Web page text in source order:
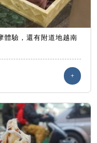
體驗，還有附道地越南
+